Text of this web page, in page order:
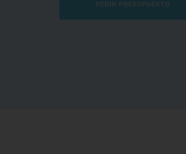
PEDIR PRESUPUESTO